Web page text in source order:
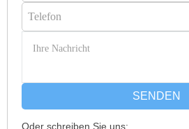
Michael B. aus Bassersdorf
SENDEN
Oder schreiben Sie uns: